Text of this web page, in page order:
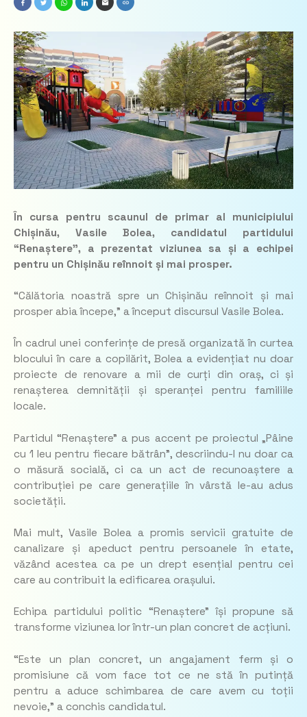
În cursa pentru scaunul de primar al municipiului
Chișinău, Vasile Bolea, candidatul partidului
“Renaștere”, a prezentat viziunea sa și a echipei
pentru un Chișinău reînnoit și mai prosper.
“Călătoria noastră spre un Chișinău reînnoit și mai
prosper abia începe,” a început discursul Vasile Bolea.
În cadrul unei conferințe de presă organizată în curtea
blocului în care a copilărit, Bolea a evidențiat nu doar
proiecte de renovare a mii de curți din oraș, ci și
renașterea demnității și speranței pentru familiile
locale.
Partidul “Renaștere” a pus accent pe proiectul „Pâine
cu 1 leu pentru fiecare bătrân”, descriindu-l nu doar ca
o măsură socială, ci ca un act de recunoaștere a
contribuției pe care generațiile în vârstă le-au adus
societății.
Mai mult, Vasile Bolea a promis servicii gratuite de
canalizare și apeduct pentru persoanele în etate,
văzând acestea ca pe un drept esențial pentru cei
care au contribuit la edificarea orașului.
Echipa partidului politic “Renaștere” își propune să
transforme viziunea lor într-un plan concret de acțiuni.
“Este un plan concret, un angajament ferm și o
promisiune că vom face tot ce ne stă în putință
pentru a aduce schimbarea de care avem cu toții
nevoie,” a conchis candidatul.